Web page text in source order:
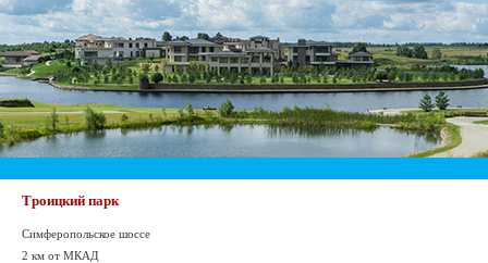
Троицкий парк
Симферопольское шоссе
2 км от МКАД